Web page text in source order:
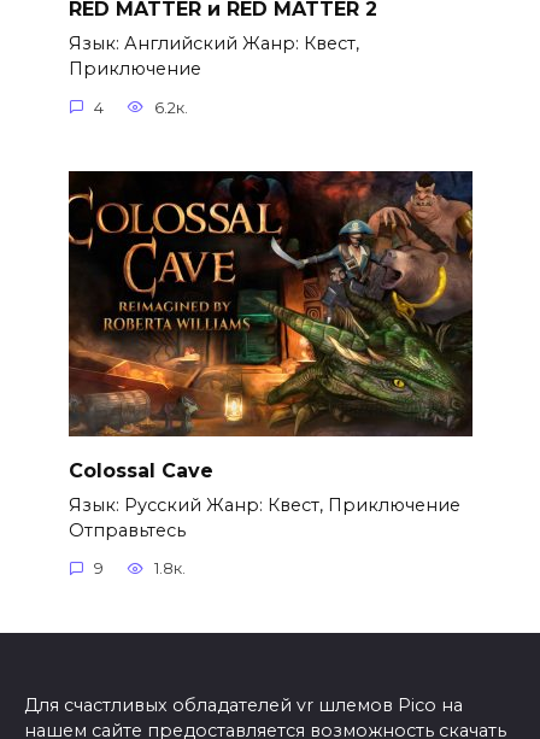
RED MATTER и RED MATTER 2
Язык: Английский Жанр: Квест,
Приключение
4 6.2к.
Colossal Cave
Язык: Русский Жанр: Квест, Приключение
Отправьтесь
9 1.8к.
Для счастливых обладателей vr шлемов Pico на
нашем сайте предоставляется возможность скачать